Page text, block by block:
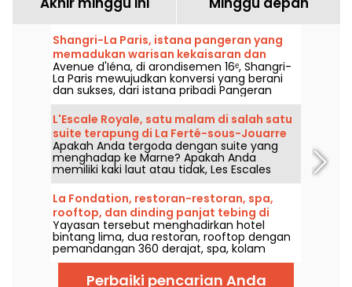
Shangri-La Paris, istana pangeran yang
memadukan warisan kekaisaran dan
kemewahan Asia di Avenue d'Iéna
Avenue d'Iéna, di arondisemen 16ᵉ, Shangri-
La Paris mewujudkan konversi yang berani
dan sukses, dari istana pribadi Pangeran
Roland Bonaparte menjadi hotel yang
terdaftar sebagai Monumen Bersejarah dan
istana terkemuka.
L'Escale Royale, satu malam di salah satu
suite terapung di La Ferté-sous-Jouarre
(77)
Apakah Anda tergoda dengan suite yang
menghadap ke Marne? Apakah Anda
memiliki kaki laut atau tidak, Les Escales
Royales, akomodasi yang tidak biasa di atas
air ini, menawarkan Anda kesempatan untuk
menghabiskan satu malam (atau lebih, jika
Anda mau) di salah satu suite terapung di
dekat La Ferté-sous-Jouarre.
La Fondation, restoran-restoran, spa,
rooftop, dan dinding panjat tebing di
Paris arr. ke-17
Yayasan tersebut menghadirkan hotel
bintang lima, dua restoran, rooftop dengan
pemandangan 360 derajat, spa, kolam
renang semi-olimpiade, dan dinding panjat
tebing di arrondissement ke-17 Paris. Kami
Perbaiki pencarian Anda